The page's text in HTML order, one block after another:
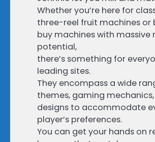
Whether you’re here for
three-reel fruit machines or
buy machines with massive
potential,
there’s something for
leading sites.
They encompass a wide
themes, gaming
designs to accommodate
player’s preferences.
You can get your hands on